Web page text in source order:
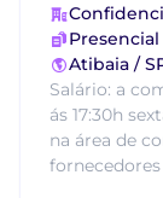
Presencial
Atibaia /
Salário: a
ás 17:30h
na área de